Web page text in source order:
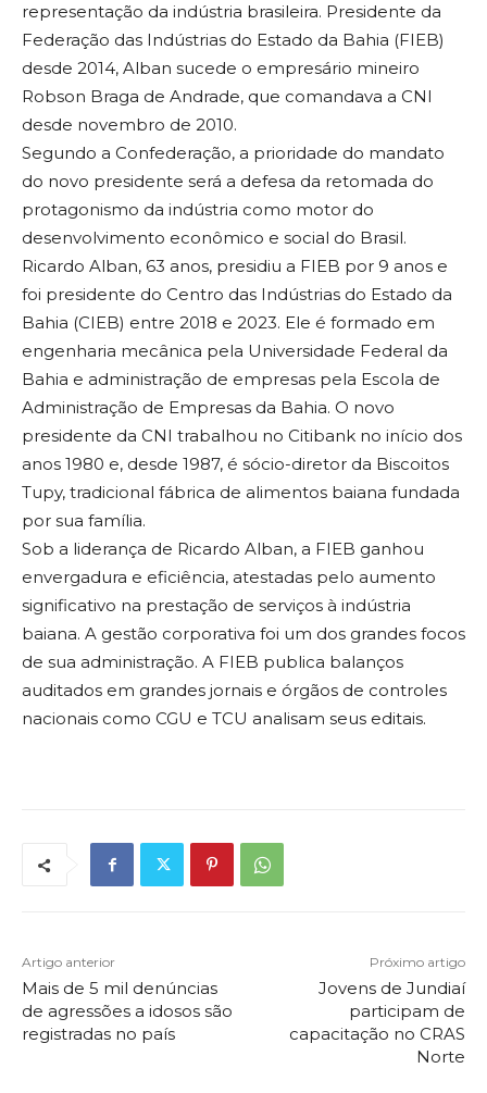
representação da indústria brasileira. Presidente da
Federação das Indústrias do Estado da Bahia (FIEB)
desde 2014, Alban sucede o empresário mineiro
Robson Braga de Andrade, que comandava a CNI
desde novembro de 2010.
Segundo a Confederação, a prioridade do mandato
do novo presidente será a defesa da retomada do
protagonismo da indústria como motor do
desenvolvimento econômico e social do Brasil.
Ricardo Alban, 63 anos, presidiu a FIEB por 9 anos e
foi presidente do Centro das Indústrias do Estado da
Bahia (CIEB) entre 2018 e 2023. Ele é formado em
engenharia mecânica pela Universidade Federal da
Bahia e administração de empresas pela Escola de
Administração de Empresas da Bahia. O novo
presidente da CNI trabalhou no Citibank no início dos
anos 1980 e, desde 1987, é sócio-diretor da Biscoitos
Tupy, tradicional fábrica de alimentos baiana fundada
por sua família.
Sob a liderança de Ricardo Alban, a FIEB ganhou
envergadura e eficiência, atestadas pelo aumento
significativo na prestação de serviços à indústria
baiana. A gestão corporativa foi um dos grandes focos
de sua administração. A FIEB publica balanços
auditados em grandes jornais e órgãos de controles
nacionais como CGU e TCU analisam seus editais.
Artigo anterior
Mais de 5 mil denúncias
de agressões a idosos são
registradas no país
Próximo artigo
Jovens de Jundiaí
participam de
capacitação no CRAS
Norte